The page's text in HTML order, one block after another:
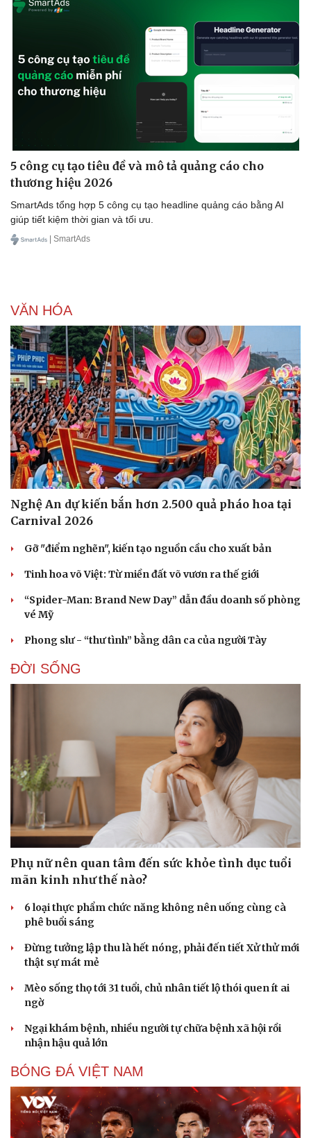
Doanh nghiệp
Thông tin doanh nghiệp
Doanh nghiệp 24h
Công nghệ
Sành điệu
Tin Công nghệ
Trải nghiệm
Chuyển đổi số
Sức khỏe
Cây thuốc
Sản phụ khoa
Nhi khoa
Nam khoa
Làm đẹp - giảm cân
Tình yêu - Gia đình
5 công cụ tạo tiêu đề và mô tả quảng cáo cho
thương hiệu 2026
SmartAds tổng hợp 5 công cụ tạo headline quảng cáo bằng AI
giúp tiết kiệm thời gian và tối ưu.
| SmartAds
VĂN HÓA
Nghệ An dự kiến bắn hơn 2.500 quả pháo hoa tại
Carnival 2026
Gỡ "điểm nghẽn", kiến tạo nguồn cầu cho xuất bản
Tinh hoa võ Việt: Từ miền đất võ vươn ra thế giới
“Spider-Man: Brand New Day” dẫn đầu doanh số phòng
vé Mỹ
Phong slư - “thư tình” bằng dân ca của người Tày
ĐỜI SỐNG
Phụ nữ nên quan tâm đến sức khỏe tình dục tuổi
mãn kinh như thế nào?
6 loại thực phẩm chức năng không nên uống cùng cà
phê buổi sáng
Đừng tưởng lập thu là hết nóng, phải đến tiết Xử thử mới
thật sự mát mẻ
Mèo sống thọ tới 31 tuổi, chủ nhân tiết lộ thói quen ít ai
ngờ
Ngại khám bệnh, nhiều người tự chữa bệnh xã hội rồi
nhận hậu quả lớn
BÓNG ĐÁ VIỆT NAM